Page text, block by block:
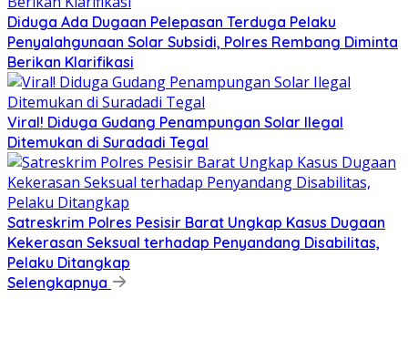
Diduga Ada Dugaan Pelepasan Terduga Pelaku
Penyalahgunaan Solar Subsidi, Polres Rembang Diminta
Berikan Klarifikasi
Viral! Diduga Gudang Penampungan Solar Ilegal
Ditemukan di Suradadi Tegal
Satreskrim Polres Pesisir Barat Ungkap Kasus Dugaan
Kekerasan Seksual terhadap Penyandang Disabilitas,
Pelaku Ditangkap
Selengkapnya